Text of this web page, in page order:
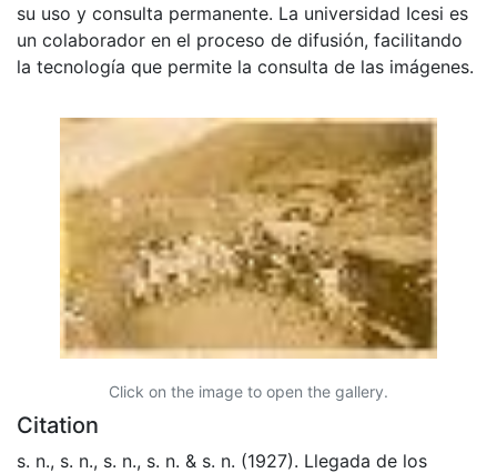
su uso y consulta permanente. La universidad Icesi es
un colaborador en el proceso de difusión, facilitando
la tecnología que permite la consulta de las imágenes.
Click on the image to open the gallery.
Citation
s. n., s. n., s. n., s. n. & s. n. (1927). Llegada de los